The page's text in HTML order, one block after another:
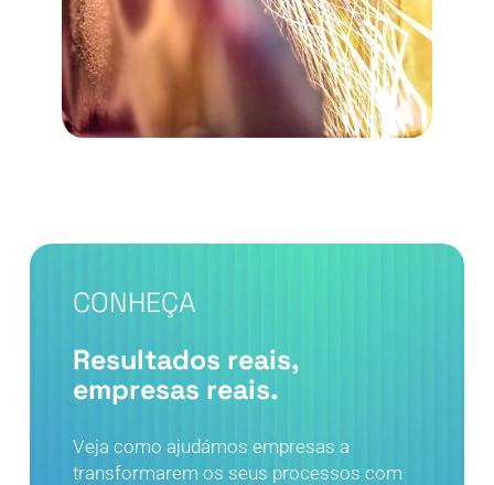
falaremos com pessoas que
sonham o mesmo que nós, mas
de um prisma diferente. São
uma outra parte da equipa e são
parte integrante do sucesso
CONHEÇA
Resultados reais,
empresas reais.
Veja como ajudámos empresas a
transformarem os seus processos com